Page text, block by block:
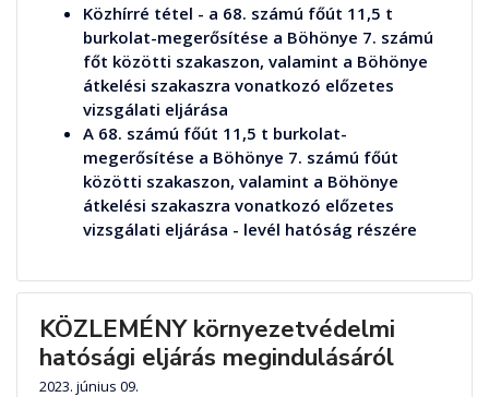
Közhírré tétel - a 68. számú főút 11,5 t
burkolat-megerősítése a Böhönye 7. számú
főt közötti szakaszon, valamint a Böhönye
átkelési szakaszra vonatkozó előzetes
vizsgálati eljárása
A 68. számú főút 11,5 t burkolat-
megerősítése a Böhönye 7. számú főút
közötti szakaszon, valamint a Böhönye
átkelési szakaszra vonatkozó előzetes
vizsgálati eljárása - levél hatóság részére
KÖZLEMÉNY környezetvédelmi
hatósági eljárás megindulásáról
2023. június 09.